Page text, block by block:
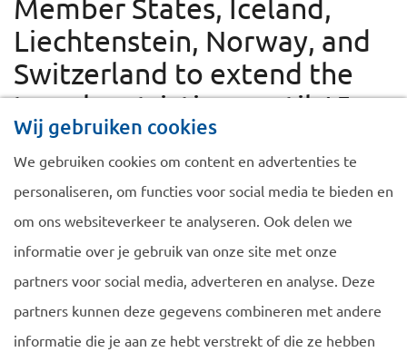
Member States, Iceland,
Liechtenstein, Norway, and
Switzerland to extend the
travel restrictions until 15
June 2020. All EU Member
States (except Ireland) and
non-EU Schengen countries
have since taken national
decisions to implement and
prolong this travel
restriction.
Wij gebruiken cookies
We gebruiken cookies om content en advertenties te
personaliseren, om functies voor social media te bieden en
om ons websiteverkeer te analyseren. Ook delen we
informatie over je gebruik van onze site met onze
partners voor social media, adverteren en analyse. Deze
partners kunnen deze gegevens combineren met andere
informatie die je aan ze hebt verstrekt of die ze hebben